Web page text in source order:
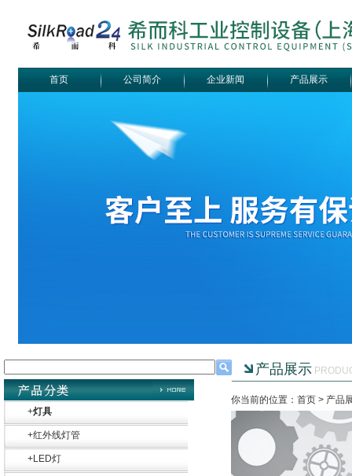
首页 公司简介 企业新闻 产品展示
+灯具
+红外线灯管
+LED灯
产品展示
你当前的位置：首页 > 产品